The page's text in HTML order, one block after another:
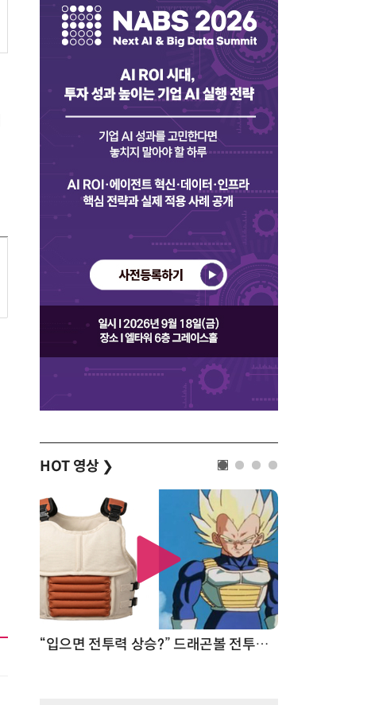
HOT 영상 ❯
“입으면 전투력 상승?” 드래곤볼 전투복 닮은 중량조끼